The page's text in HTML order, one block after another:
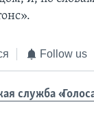
Follow us
служба